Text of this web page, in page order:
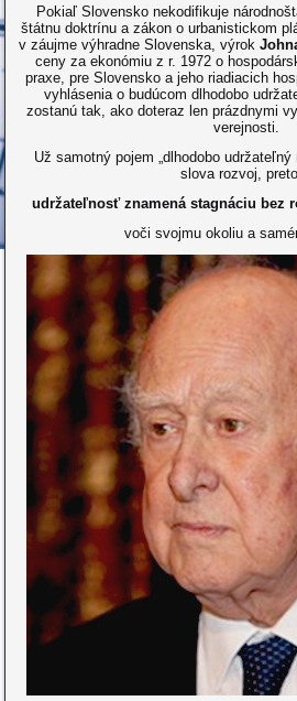
Pokiaľ Slovensko nekodifikuje
štátnu doktrínu a zákon o urbanistickom
v záujme výhradne Slovenska, výrok
ceny za ekonómiu z r. 1972 o
praxe, pre Slovensko a jeho riadiacich
vyhlásenia o budúcom dlhodobo
zostanú tak, ako doteraz len prázdnymi
verejnosti.
Už samotný pojem „dlhodobo udržateľný
slova rozvoj,
udržateľnosť znamená stagnáciu bez
voči svojmu okoliu a